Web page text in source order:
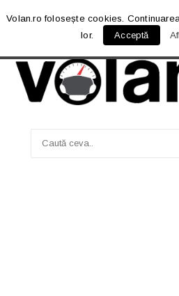
Volan.ro folosește cookies.
lor.
Acceptă